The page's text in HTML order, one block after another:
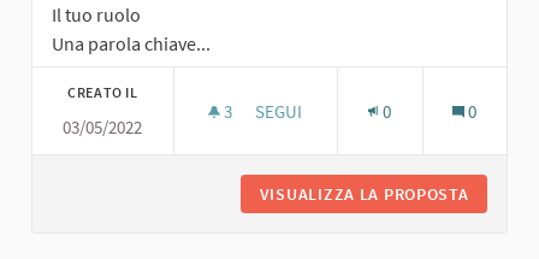
Il tuo ruolo
Una parola chiave...
CREATO IL
03/05/2022
3 3 SOSTENITORI
SEGUI 0 0
VISUALIZZA LA PROPOSTA